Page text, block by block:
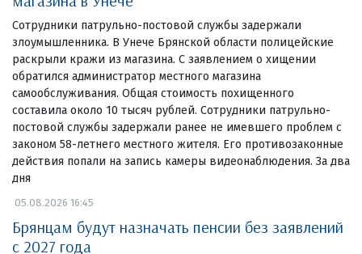
Сотрудники патрульно-постовой службы задержали
злоумышленника. В Унече Брянской области полицейские
раскрыли кражи из магазина. С заявлением о хищении
обратился администратор местного магазина
самообслуживания. Общая стоимость похищенного
составила около 10 тысяч рублей. Сотрудники патрульно-
постовой службы задержали ранее не имевшего проблем с
законом 58-летнего местного жителя. Его противозаконные
действия попали на запись камеры видеонаблюдения. За два
дня
05.08.2026 16:45
Брянцам будут назначать пенсии без заявлений
с 2027 года